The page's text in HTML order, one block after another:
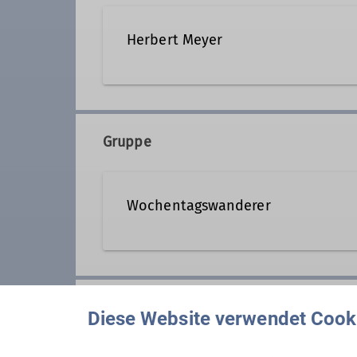
Herbert Meyer
Tourenleiter*in Wochentagswanderer
Gruppe
Wochentagswanderer
aber auch an anderen
Wer kann sich das wochentags
Nun, alle die aus dem
Anmeldung
Diese Website verwendet